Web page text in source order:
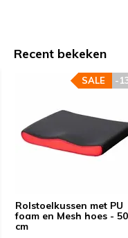
Recent bekeken
Rolstoelkussen met PU
foam en Mesh hoes - 50
cm
-
SALE